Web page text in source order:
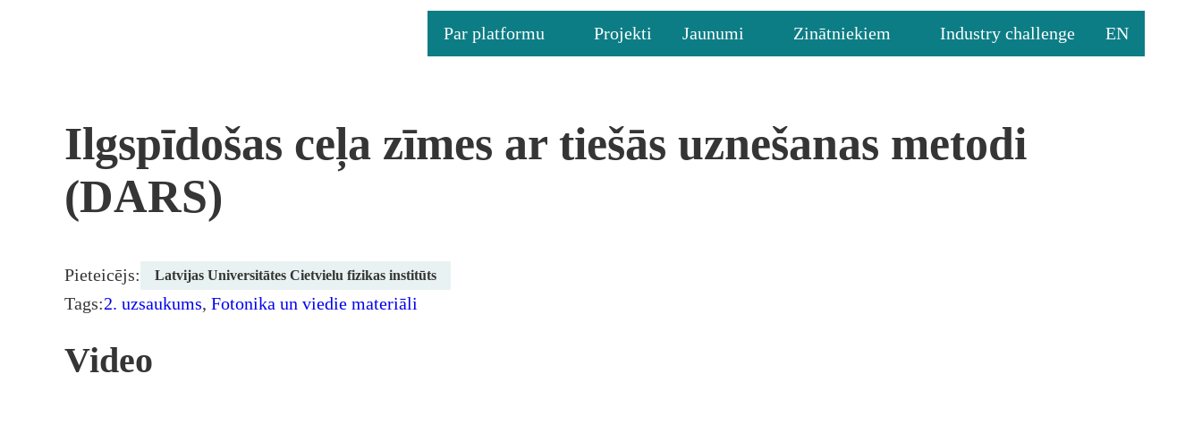
Par platformu Projekti Jaunumi Zinātniekiem Industry challenge EN
Ilgspīdošas ceļa zīmes ar tiešās uznešanas metodi
(DARS)
Pieteicējs: Latvijas Universitātes Cietvielu fizikas institūts
Tags:2. uzsaukums, Fotonika un viedie materiāli
Video